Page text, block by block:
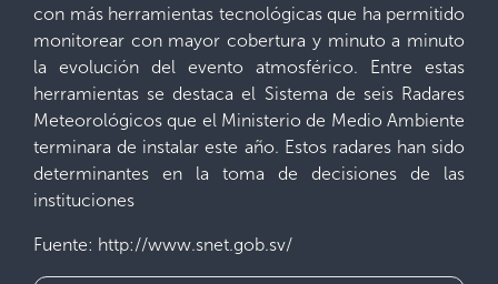
con más herramientas tecnológicas que ha permitido
monitorear con mayor cobertura y minuto a minuto
la evolución del evento atmosférico. Entre estas
herramientas se destaca el Sistema de seis Radares
Meteorológicos que el Ministerio de Medio Ambiente
terminara de instalar este año. Estos radares han sido
determinantes en la toma de decisiones de las
instituciones
Fuente: http://www.snet.gob.sv/